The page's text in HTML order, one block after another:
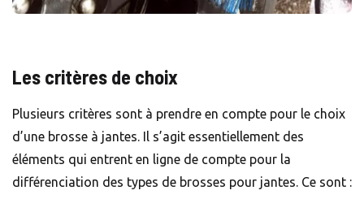
Les critères de choix
Plusieurs critères sont à prendre en compte pour le choix
d’une brosse à jantes. Il s’agit essentiellement des
éléments qui entrent en ligne de compte pour la
différenciation des types de brosses pour jantes. Ce sont :